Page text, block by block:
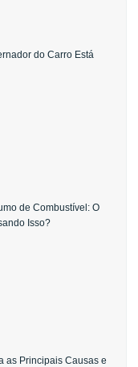
do Carro Está
de Combustível: O
Isso?
as Principais Causas e